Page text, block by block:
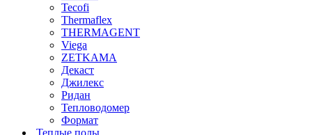
Tecofi
Thermaflex
THERMAGENT
Viega
ZETKAMA
Декаст
Джилекс
Ридан
Тепловодомер
Формат
Теплые полы